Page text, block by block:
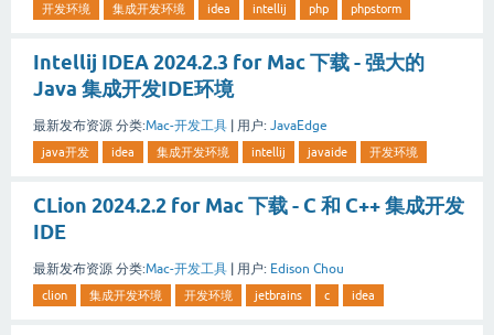
开发环境 集成开发环境 idea intellij php phpstorm
Intellij IDEA 2024.2.3 for Mac 下载 - 强大的
Java 集成开发IDE环境
最新发布资源 分类:Mac-开发工具 | 用户: JavaEdge
java开发 idea 集成开发环境 intellij javaide 开发环境
CLion 2024.2.2 for Mac 下载 - C 和 C++ 集成开发
IDE
最新发布资源 分类:Mac-开发工具 | 用户: Edison Chou
clion 集成开发环境 开发环境 jetbrains c idea